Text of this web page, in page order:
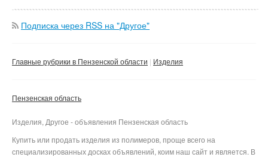
Подписка через RSS на "Другое"
Главные рубрики в Пензенской области Изделия
Пензенская область
Изделия, Другое - объявления Пензенская область
Купить или продать изделия из полимеров, проще всего на
специализированных досках объявлений, коим наш сайт и является. В